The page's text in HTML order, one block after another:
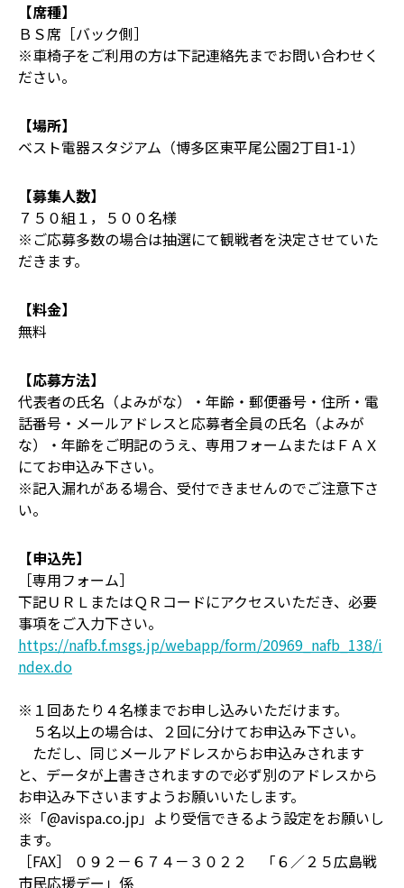
【席種】
ＢＳ席［バック側］
※車椅子をご利用の方は下記連絡先までお問い合わせく
ださい。
【場所】
ベスト電器スタジアム（博多区東平尾公園2丁目1-1）
【募集人数】
７５０組１，５００名様
※ご応募多数の場合は抽選にて観戦者を決定させていた
だきます。
【料金】
無料
【応募方法】
代表者の氏名（よみがな）・年齢・郵便番号・住所・電
話番号・メールアドレスと応募者全員の氏名（よみが
な）・年齢をご明記のうえ、専用フォームまたはＦＡＸ
にてお申込み下さい。
※記入漏れがある場合、受付できませんのでご注意下さ
い。
【申込先】
［専用フォーム］
下記ＵＲＬまたはＱＲコードにアクセスいただき、必要
事項をご入力下さい。
https://nafb.f.msgs.jp/webapp/form/20969_nafb_138/i
ndex.do
※１回あたり４名様までお申し込みいただけます。
５名以上の場合は、２回に分けてお申込み下さい。
ただし、同じメールアドレスからお申込みされます
と、データが上書きされますので必ず別のアドレスから
お申込み下さいますようお願いいたします。
※「@avispa.co.jp」より受信できるよう設定をお願いし
ます。
［FAX］ ０９２－６７４－３０２２ 「６／２５広島戦
市民応援デー」係